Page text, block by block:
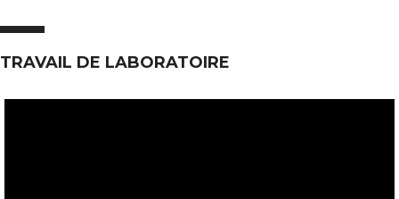
TRAVAIL DE LABORATOIRE